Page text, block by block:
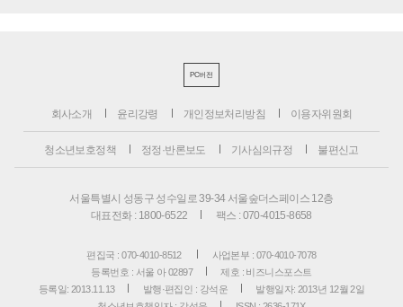
PC버전
회사소개 윤리강령 개인정보처리방침 이용자위원회
청소년보호정책 정정·반론보도 기사심의규정 불편신고
서울특별시 성동구 성수일로 39-34 서울숲더스페이스 12층
대표전화 : 1800-6522
팩스 : 070-4015-8658
편집국 : 070-4010-8512
사업본부 : 070-4010-7078
등록번호 : 서울 아 02897
제호 : 비즈니스포스트
등록일: 2013.11.13
발행·편집인 : 강석운
발행일자: 2013년 12월 2일